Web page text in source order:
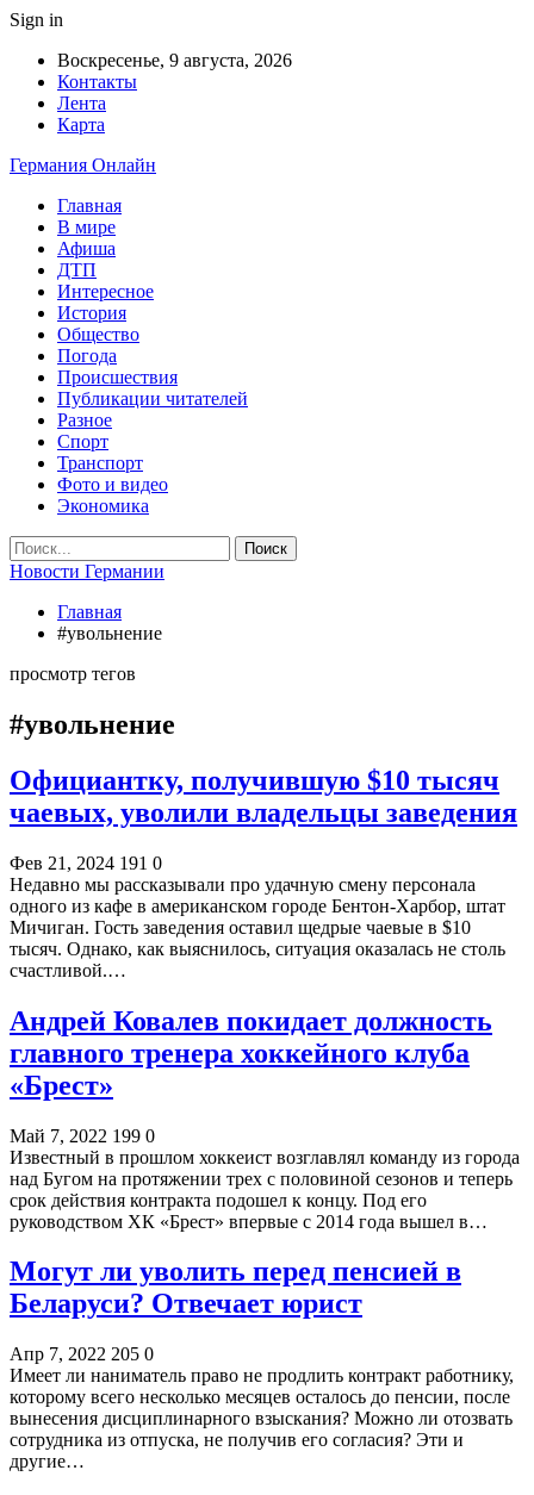
Sign in
Воскресенье, 9 августа, 2026
Контакты
Лента
Карта
Германия Онлайн
Главная
В мире
Афиша
ДТП
Интересное
История
Общество
Погода
Происшествия
Публикации читателей
Разное
Спорт
Транспорт
Фото и видео
Экономика
Новости Германии
Главная
#увольнение
просмотр тегов
#увольнение
Официантку, получившую $10 тысяч
чаевых, уволили владельцы заведения
Фев 21, 2024 191 0
Недавно мы рассказывали про удачную смену персонала
одного из кафе в американском городе Бентон-Харбор, штат
Мичиган. Гость заведения оставил щедрые чаевые в $10
тысяч. Однако, как выяснилось, ситуация оказалась не столь
счастливой.…
Андрей Ковалев покидает должность
главного тренера хоккейного клуба
«Брест»
Май 7, 2022 199 0
Известный в прошлом хоккеист возглавлял команду из города
над Бугом на протяжении трех с половиной сезонов и теперь
срок действия контракта подошел к концу. Под его
руководством ХК «Брест» впервые с 2014 года вышел в…
Могут ли уволить перед пенсией в
Беларуси? Отвечает юрист
Апр 7, 2022 205 0
Имеет ли наниматель право не продлить контракт работнику,
которому всего несколько месяцев осталось до пенсии, после
вынесения дисциплинарного взыскания? Можно ли отозвать
сотрудника из отпуска, не получив его согласия? Эти и
другие…